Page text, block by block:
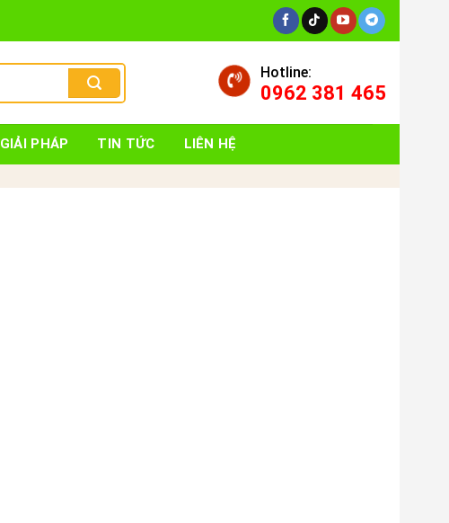
Hotline:
0962 381 465
GIẢI PHÁP TIN TỨC LIÊN HỆ